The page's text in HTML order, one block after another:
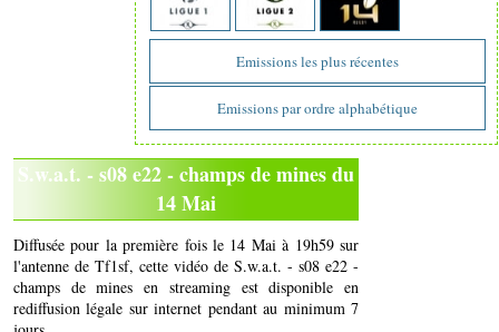
Emissions les plus récentes
Emissions par ordre alphabétique
S.w.a.t. - s08 e22 - champs de mines du
14 Mai
Diffusée pour la première fois le 14 Mai à 19h59 sur
l'antenne de Tf1sf, cette vidéo de S.w.a.t. - s08 e22 -
champs de mines en streaming est disponible en
rediffusion légale sur internet pendant au minimum 7